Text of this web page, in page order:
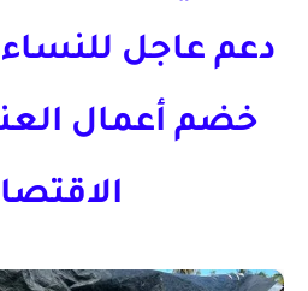
دعم عاجل
خضم أعمال